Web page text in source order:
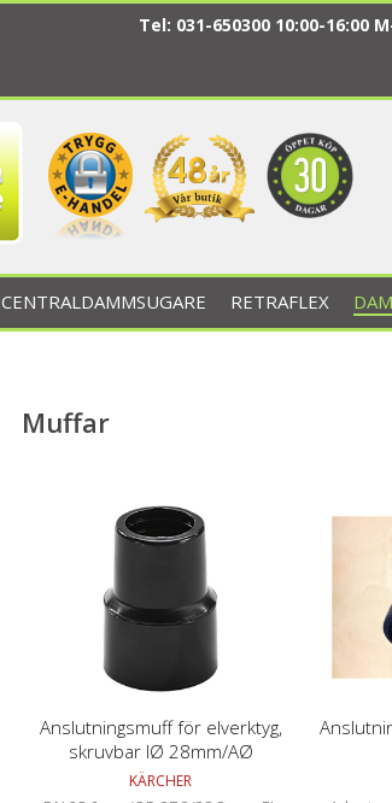
Tel: 031-650300 10:00-16:00
CENTRALDAMMSUGARE RETRAFLEX
Muffar
Anslutningsmuff för elverktyg,
skruvbar IØ 28mm/AØ
37/38,8mm
KÄRCHER